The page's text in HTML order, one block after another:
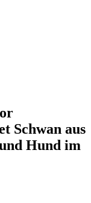
Schwan aus
Hund im